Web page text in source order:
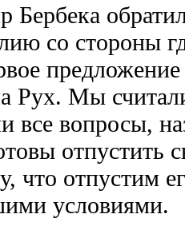
Бербека
со стороны
Рух. Мы
все вопросы,
отпустить
что отпустим
условиями.